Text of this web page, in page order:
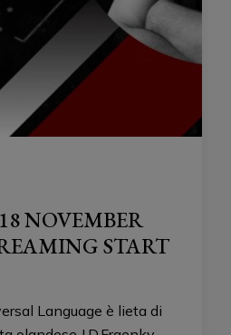
NOVEMBER
START
Language è lieta di